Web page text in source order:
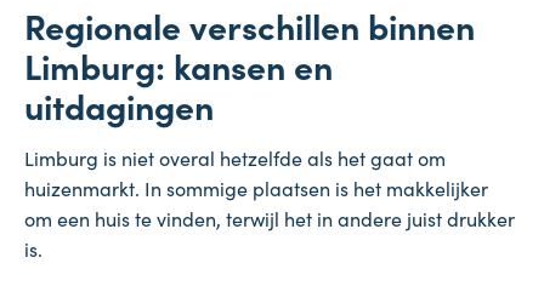
Regionale verschillen binnen
Limburg: kansen en
uitdagingen
Limburg is niet overal hetzelfde als het gaat om
huizenmarkt. In sommige plaatsen is het makkelijker
om een huis te vinden, terwijl het in andere juist drukker
is.